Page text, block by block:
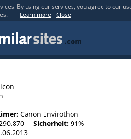
By using our services, you agree to our
Learn more Close
Canon Envirothon
Sicherheit: 91%